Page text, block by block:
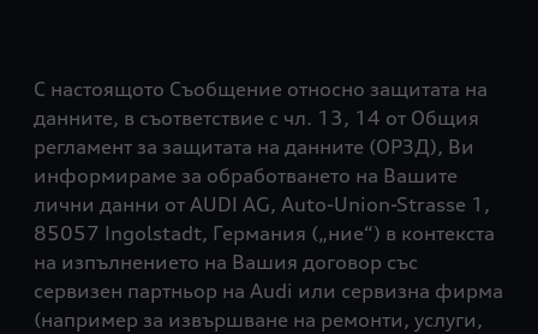
С настоящото Съобщение относно защитата на
данните, в съответствие с чл. 13, 14 от Общия
регламент за защитата на данните (ОРЗД), Ви
информираме за обработването на Вашите
лични данни от AUDI AG, Auto-Union-Strasse 1,
85057 Ingolstadt, Германия („ние“) в контекста
на изпълнението на Вашия договор със
сервизен партньор на Audi или сервизна фирма
(например за извършване на ремонти, услуги,